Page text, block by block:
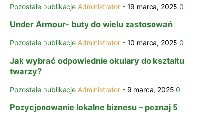
Pozostałe publikacje Administrator - 19 marca, 2025 0
Under Armour- buty do wielu zastosowań
Pozostałe publikacje Administrator - 10 marca, 2025 0
Jak wybrać odpowiednie okulary do kształtu
twarzy?
Pozostałe publikacje Administrator - 9 marca, 2025 0
Pozycjonowanie lokalne biznesu – poznaj 5